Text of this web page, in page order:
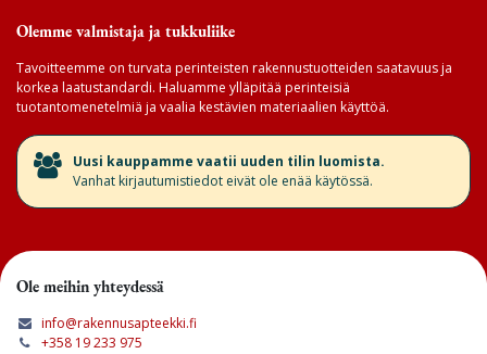
Olemme valmistaja ja tukkuliike
Tavoitteemme on turvata perinteisten rakennustuotteiden saatavuus ja
korkea laatustandardi. Haluamme ylläpitää perinteisiä
tuotantomenetelmiä ja vaalia kestävien materiaalien käyttöä.
​Uusi kauppamme vaatii uuden tilin luomista.
Vanhat kirjautumistiedot eivät ole enää käytössä.
Ole meihin yhteydessä
info@rakennusapteekki.fi
+358 19 233 975